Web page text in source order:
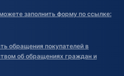
заполнить форму по ссылке:
обращения покупателей в
об обращениях граждан и